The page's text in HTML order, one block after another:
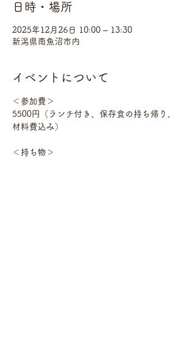
日時・場所
2025年12月26日 10:00 – 13:30
新潟県南魚沼市内
イベントについて
＜参加費＞
5500円（ランチ付き、保存食の持ち帰り、
材料費込み）
＜持ち物＞